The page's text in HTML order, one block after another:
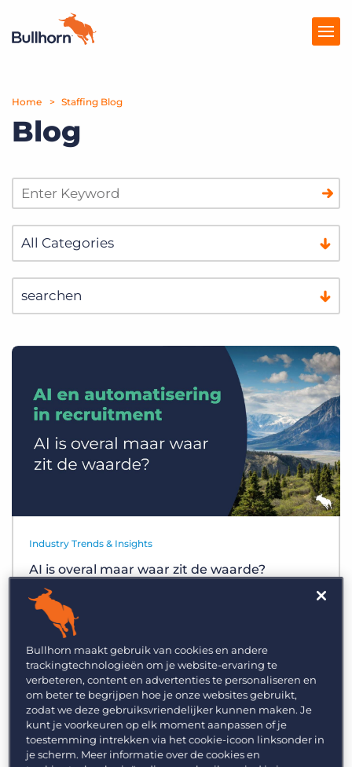
Producten
Prijzen
Marketplace
Over Ons
Inloggen
Home Staffing Blog
Blog
Industry Trends & Insights
AI is overal maar waar zit de waarde?
Bullhorn maakt gebruik van cookies en andere
trackingtechnologieën om je website-ervaring te
verbeteren, content en advertenties te personaliseren en
om beter te begrijpen hoe je onze websites gebruikt,
zodat we deze gebruiksvriendelijker kunnen maken. Je
kunt je voorkeuren op elk moment aanpassen of je
toestemming intrekken via het cookie-icoon linksonder in
je scherm. Meer informatie over de cookies en